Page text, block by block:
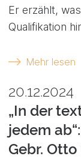
Er erzählt,
Qualifikation
Mehr lesen
20.12.2024
„In der
jedem
Gebr.